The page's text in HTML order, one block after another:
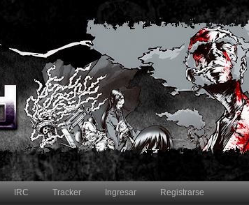
IRC Tracker Ingresar Registrarse